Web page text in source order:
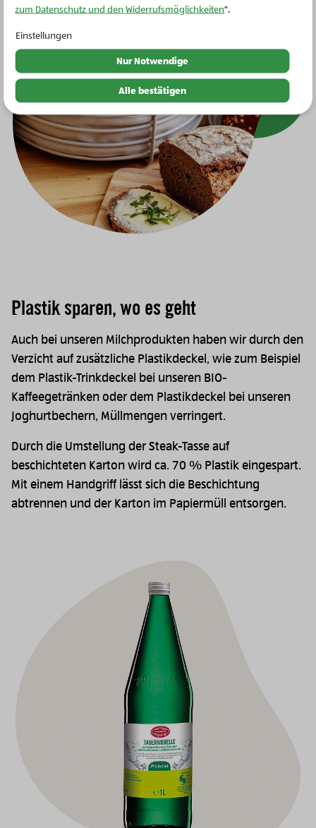
Plastik sparen, wo es geht
Auch bei unseren Milchprodukten haben wir durch den
Verzicht auf zusätzliche Plastikdeckel, wie zum Beispiel
dem Plastik-Trinkdeckel bei unseren BIO-
Kaffeegetränken oder dem Plastikdeckel bei unseren
Joghurtbechern, Müllmengen verringert.
Durch die Umstellung der Steak-Tasse auf
beschichteten Karton wird ca. 70 % Plastik eingespart.
Mit einem Handgriff lässt sich die Beschichtung
abtrennen und der Karton im Papiermüll entsorgen.
zum Datenschutz und den Widerrufsmöglichkeiten".
Einstellungen
Nur Notwendige
Alle bestätigen